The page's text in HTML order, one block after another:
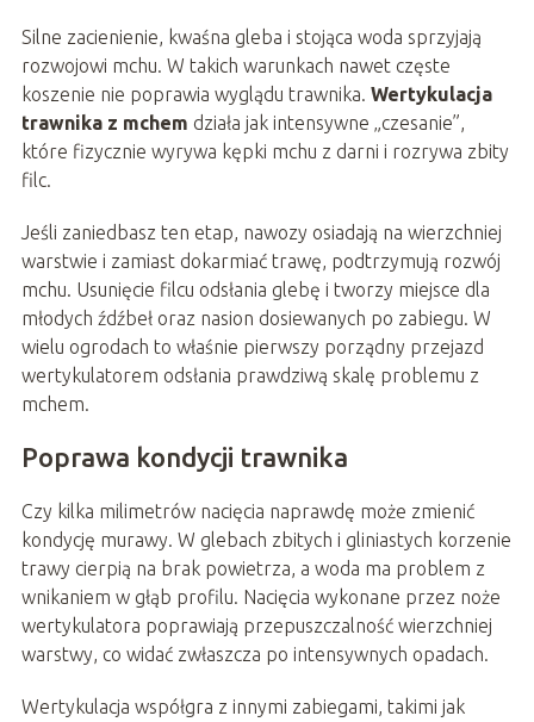
Silne zacienienie, kwaśna gleba i stojąca woda sprzyjają
rozwojowi mchu. W takich warunkach nawet częste
koszenie nie poprawia wyglądu trawnika. Wertykulacja
trawnika z mchem działa jak intensywne „czesanie”,
które fizycznie wyrywa kępki mchu z darni i rozrywa zbity
filc.
Jeśli zaniedbasz ten etap, nawozy osiadają na wierzchniej
warstwie i zamiast dokarmiać trawę, podtrzymują rozwój
mchu. Usunięcie filcu odsłania glebę i tworzy miejsce dla
młodych źdźbeł oraz nasion dosiewanych po zabiegu. W
wielu ogrodach to właśnie pierwszy porządny przejazd
wertykulatorem odsłania prawdziwą skalę problemu z
mchem.
Poprawa kondycji trawnika
Czy kilka milimetrów nacięcia naprawdę może zmienić
kondycję murawy. W glebach zbitych i gliniastych korzenie
trawy cierpią na brak powietrza, a woda ma problem z
wnikaniem w głąb profilu. Nacięcia wykonane przez noże
wertykulatora poprawiają przepuszczalność wierzchniej
warstwy, co widać zwłaszcza po intensywnych opadach.
Wertykulacja współgra z innymi zabiegami, takimi jak